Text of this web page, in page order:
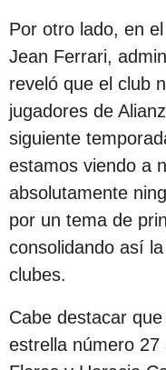
ó
n
Por otro lado, en el
Jean Ferrari,
reveló que el club
jugadores de
siguiente
estamos viendo a
absolutamente
por un tema de
consolidando así
clubes.
Cabe destacar
estrella número 27